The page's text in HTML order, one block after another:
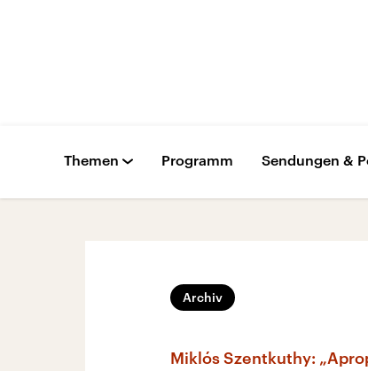
Themen Programm Sendungen &
Archiv
Miklós Szentkuthy: